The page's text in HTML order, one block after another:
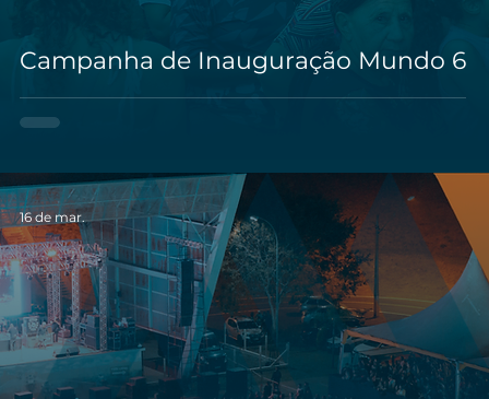
Campanha de Inauguração Mundo 6
16 de mar.